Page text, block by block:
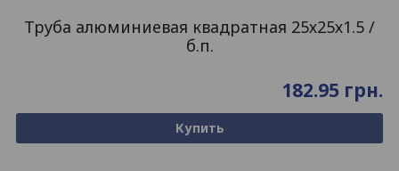
Труба алюминиевая квадратная 25х25х1.5 /
б.п.
182.95 грн.
Купить